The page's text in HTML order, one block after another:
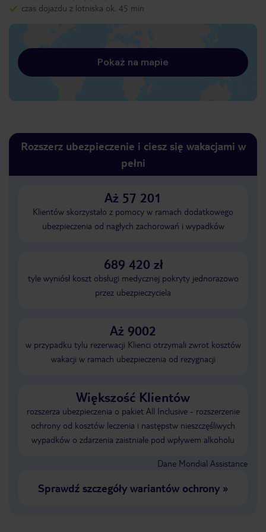
czas dojazdu z lotniska ok. 45 min
Pokaż na mapie
Rozszerz ubezpieczenie i ciesz się wakacjami w
pełni
Aż 57 201
Klientów skorzystało z pomocy w ramach dodatkowego
ubezpieczenia od nagłych zachorowań i wypadków
689 420 zł
tyle wyniósł koszt obsługi medycznej pokryty jednorazowo
przez ubezpieczyciela
Aż 9002
w przypadku tylu rezerwacji Klienci otrzymali zwrot kosztów
wakacji w ramach ubezpieczenia od rezygnacji
Większość Klientów
rozszerza ubezpieczenia o pakiet All Inclusive - rozszerzenie
ochrony od kosztów leczenia i następstw nieszczęśliwych
wypadków o zdarzenia zaistniałe pod wpływem alkoholu
Dane Mondial Assistance
Sprawdź szczegóły wariantów ochrony»